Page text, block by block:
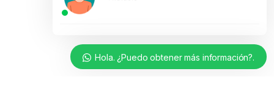
Hola. ¿Puedo obtener más información?.